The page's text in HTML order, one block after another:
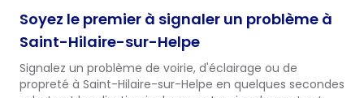
Soyez le premier à signaler un problème à
Saint-Hilaire-sur-Helpe
Signalez un problème de voirie, d'éclairage ou de
propreté à Saint-Hilaire-sur-Helpe en quelques secondes